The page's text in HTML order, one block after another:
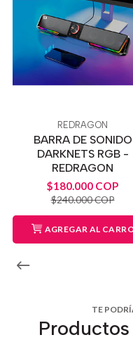
REDRAGON
BARRA DE SONIDO
DARKNETS RGB -
REDRAGON
$180.000 COP
$240.000 COP
AGREGAR AL
TE